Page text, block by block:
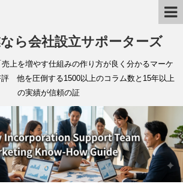
ら会社設立サポーターズ
売上を増やす仕組みの作り方が良く分かるマーケ
他を圧倒する1500以上のコラム数と15年以上
の実績が信頼の証